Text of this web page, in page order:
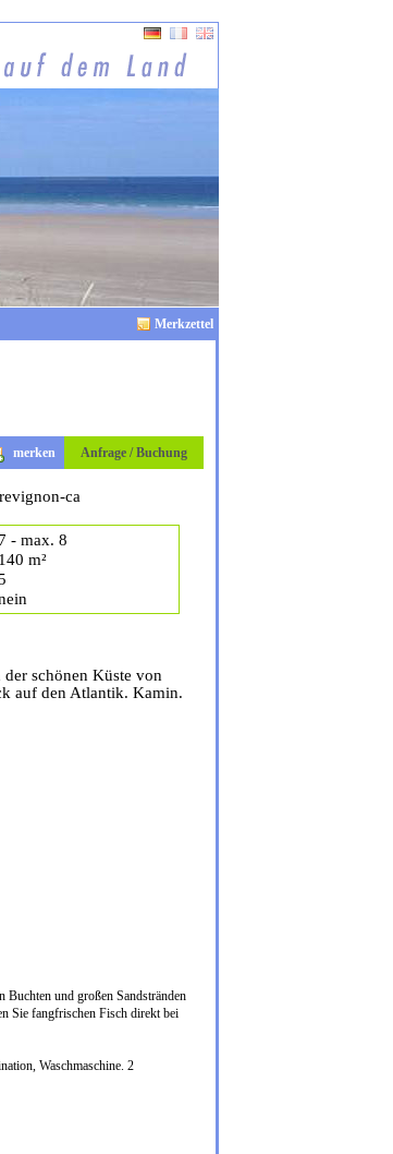
Merkzettel
Anfrage / Buchung
merken
ca
7 - max. 8
140 m²
der schönen Küste von
auf den Atlantik. Kamin.
Buchten und großen Sandstränden
Sie fangfrischen Fisch direkt bei
Waschmaschine. 2